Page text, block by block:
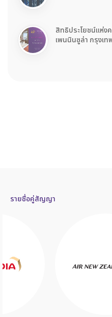
สิทธิประโยชน์แห่ง
เพนนินซูล่า กรุงเท
รายชื่อคู่สัญญา